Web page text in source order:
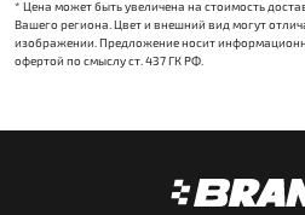
* Цена может быть увеличена на стоимость
Вашего региона. Цвет и внешний вид могут
изображении. Предложение носит
офертой по смыслу ст. 437 ГК РФ.